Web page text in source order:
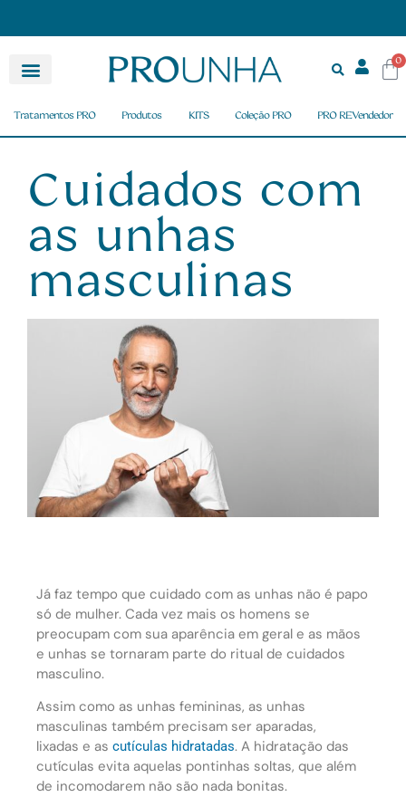
0
Tratamentos PRO Produtos KITS Coleção PRO PRO REVendedor
Cuidados com
as unhas
masculinas
Já faz tempo que cuidado com as unhas não é papo
só de mulher. Cada vez mais os homens se
preocupam com sua aparência em geral e as mãos
e unhas se tornaram parte do ritual de cuidados
masculino.
Assim como as unhas femininas, as unhas
masculinas também precisam ser aparadas,
lixadas e as cutículas hidratadas. A hidratação das
cutículas evita aquelas pontinhas soltas, que além
de incomodarem não são nada bonitas.